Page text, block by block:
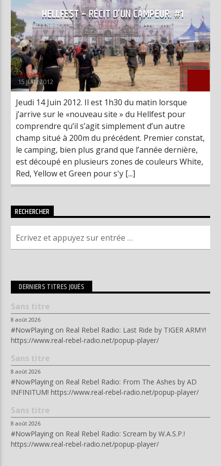
HELLFEST – RÉCIT D’UN CAMPEUR. #1
Shyanna
15 JUIN 2012
Jeudi 14 Juin 2012. Il est 1h30 du matin lorsque
j’arrive sur le «nouveau site » du Hellfest pour
comprendre qu’il s’agit simplement d’un autre
champ situé à 200m du précédent. Premier constat,
le camping, bien plus grand que l’année dernière,
est découpé en plusieurs zones de couleurs White,
Red, Yellow et Green pour s'y [...]
RECHERCHER
DERNIERS TITRES JOUÉS
Sans titre
8 août 2026
#NowPlaying on Real Rebel Radio: Last Ride by TIGER ARMY!
https://www.real-rebel-radio.net/popup-player/
Sans titre
8 août 2026
#NowPlaying on Real Rebel Radio: From The Ashes by AD
INFINITUM! https://www.real-rebel-radio.net/popup-player/
Sans titre
8 août 2026
#NowPlaying on Real Rebel Radio: Scream by W.A.S.P.!
https://www.real-rebel-radio.net/popup-player/